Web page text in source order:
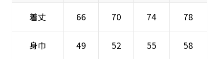
着丈
66 70 74 78
身巾 49 52 55 58